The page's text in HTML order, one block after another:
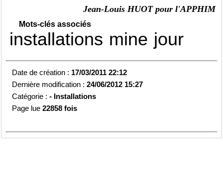
Jean-Louis HUOT pour l'APPHIM
Mots-clés associés
installations mine jour
Date de création : 17/03/2011 22:12
Dernière modification :24/06/2012 15:27
Catégorie :- Installations
Page lue22858 fois